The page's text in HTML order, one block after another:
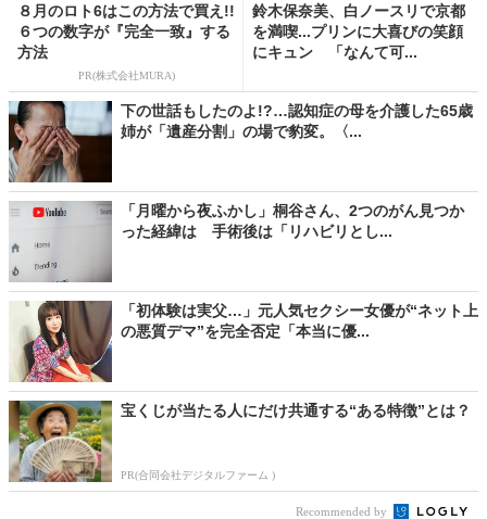
８月のロト6はこの方法で買え!!
６つの数字が『完全一致』する
方法
PR(株式会社MURA)
鈴木保奈美、白ノースリで京都
を満喫...プリンに大喜びの笑顔
にキュン 「なんて可...
下の世話もしたのよ!?…認知症の母を介護した65歳
姉が「遺産分割」の場で豹変。〈...
「月曜から夜ふかし」桐谷さん、2つのがん見つか
った経緯は 手術後は「リハビリとし...
「初体験は実父…」元人気セクシー女優が“ネット上
の悪質デマ”を完全否定「本当に優...
宝くじが当たる人にだけ共通する“ある特徴”とは？
PR(合同会社デジタルファーム )
Recommended by